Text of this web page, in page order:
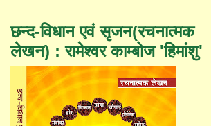
छन्द-विधान एवं सृजन(रचनात्मक
लेखन) : रामेश्वर काम्बोज 'हिमांशु'